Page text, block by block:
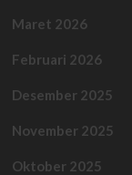
Maret 2026
Februari 2026
Desember 2025
November 2025
Oktober 2025